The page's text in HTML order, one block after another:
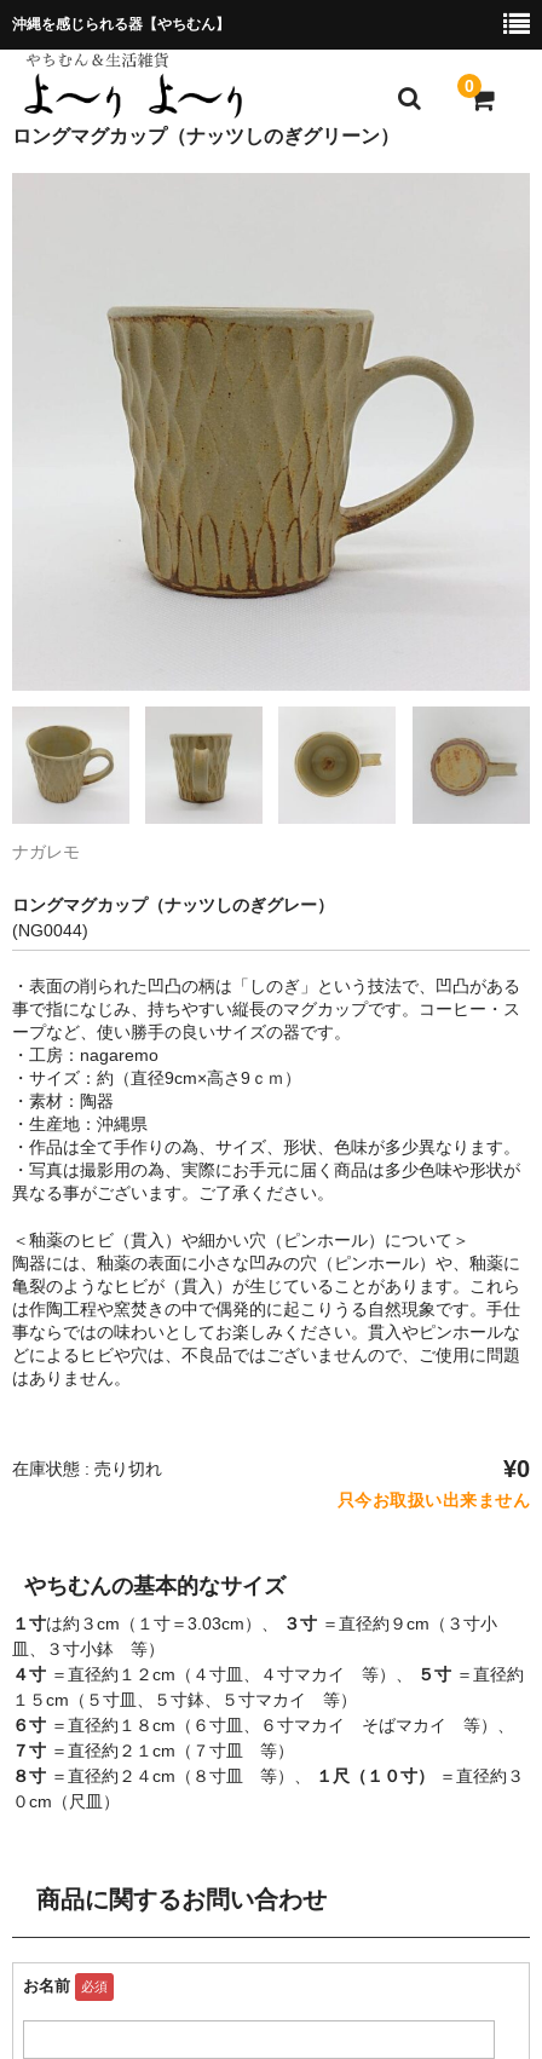
沖縄を感じられる器【やちむん】
0
ロングマグカップ（ナッツしのぎグリーン）
ナガレモ
ロングマグカップ（ナッツしのぎグレー）
(NG0044)
・表面の削られた凹凸の柄は「しのぎ」という技法で、凹凸がある
事で指になじみ、持ちやすい縦長のマグカップです。コーヒー・ス
ープなど、使い勝手の良いサイズの器です。
・工房：nagaremo
・サイズ：約（直径9cm×高さ9ｃｍ）
・素材：陶器
・生産地：沖縄県
・作品は全て手作りの為、サイズ、形状、色味が多少異なります。
・写真は撮影用の為、実際にお手元に届く商品は多少色味や形状が
異なる事がございます。ご了承ください。
＜釉薬のヒビ（貫入）や細かい穴（ピンホール）について＞
陶器には、釉薬の表面に小さな凹みの穴（ピンホール）や、釉薬に
亀裂のようなヒビが（貫入）が生じていることがあります。これら
は作陶工程や窯焚きの中で偶発的に起こりうる自然現象です。手仕
事ならではの味わいとしてお楽しみください。貫入やピンホールな
どによるヒビや穴は、不良品ではございませんので、ご使用に問題
はありません。
在庫状態 : 売り切れ ¥0
只今お取扱い出来ません
やちむんの基本的なサイズ
１寸は約３cm（１寸＝3.03cm）、 ３寸 ＝直径約９cm（３寸小
皿、３寸小鉢 等）
４寸 ＝直径約１２cm（４寸皿、４寸マカイ 等）、 ５寸 ＝直径約
１５cm（５寸皿、５寸鉢、５寸マカイ 等）
６寸 ＝直径約１８cm（６寸皿、６寸マカイ そばマカイ 等）、
７寸 ＝直径約２１cm（７寸皿 等）
８寸 ＝直径約２４cm（８寸皿 等）、 １尺（１０寸）
＝直径約３
０cm（尺皿）
商品に関するお問い合わせ
お名前 必須